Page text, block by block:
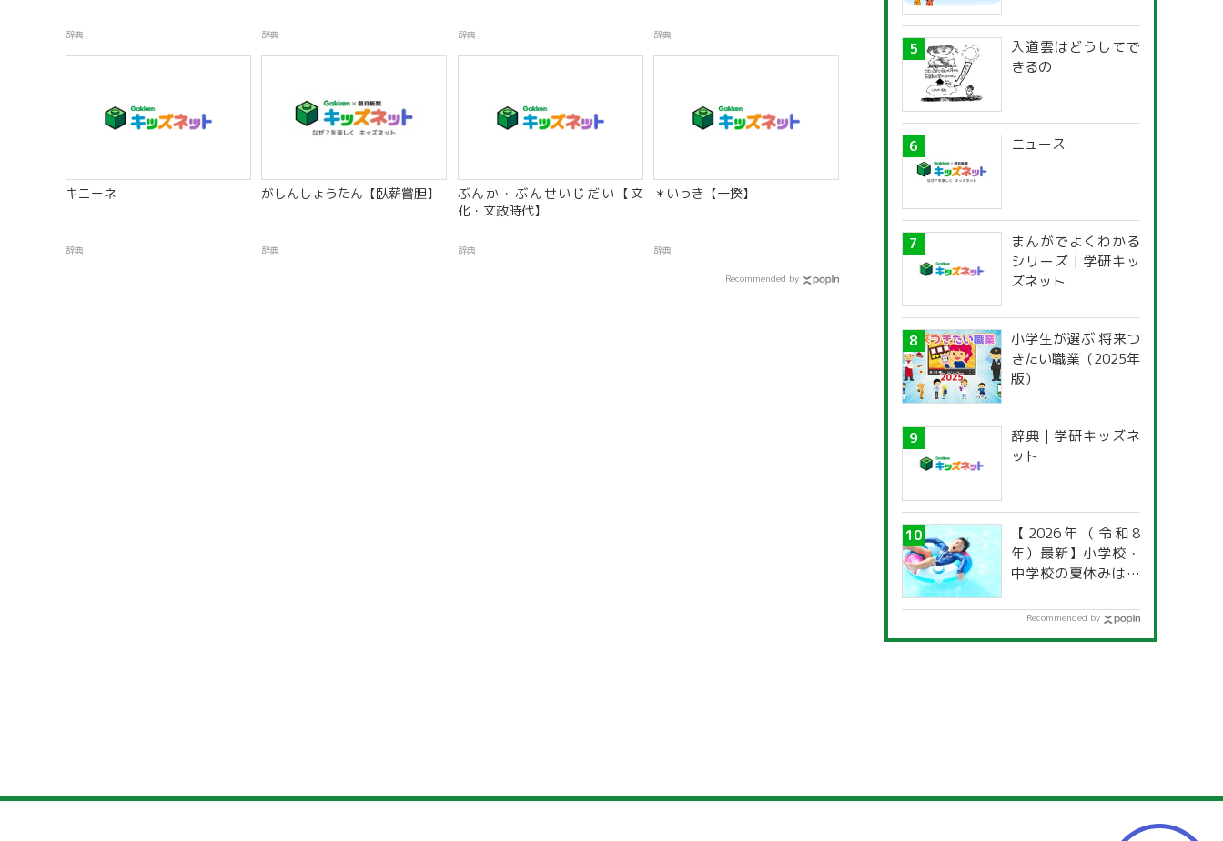
辞典 辞典 辞典 辞典
キニーネ
辞典
がしんしょうたん【臥薪嘗胆】
辞典
ぶんか・ぶんせいじだい【文
化・文政時代】
辞典
＊いっき【一揆】
辞典
Recommended by
入道雲はどうしてで
きるの
ニュース
まんがでよくわかる
シリーズ | 学研キッ
ズネット
小学生が選ぶ 将来つ
きたい職業（2025年
版）
辞典 | 学研キッズネ
ット
【2026年（令和8
年）最新】小学校・
中学校の夏休みはい
道府県別「夏季休暇
Recommended by